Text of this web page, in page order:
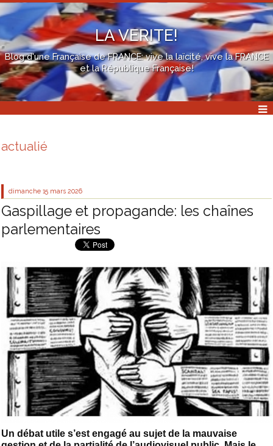
LA VERITE!
Blog d'une Française de FRANCE: vive la laïcité, vive la FRANCE
et la République Française!
actualié
dimanche 15 mars 2026
Gaspillage et propagande: les chaînes
parlementaires
Un débat utile s’est engagé au sujet de la mauvaise